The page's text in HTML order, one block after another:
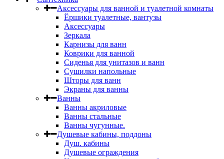
Аксессуары для ванной и туалетной комнаты
Ёршики туалетные, вантузы
Аксессуары
Зеркала
Карнизы для ванн
Коврики для ванной
Сиденья для унитазов и ванн
Сушилки напольные
Шторы для ванн
Экраны для ванны
Ванны
Ванны акриловые
Ванны стальные
Ванны чугунные.
Душевые кабины, поддоны
Душ. кабины
Душевые ограждения